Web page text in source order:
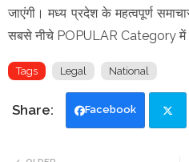
जाएंगी। मध्य प्रदेश के महत्वपूर्ण
सबसे नीचे POPULAR Category में
Tags Legal National
Facebook